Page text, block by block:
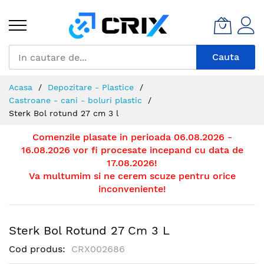
Continut
Cauta
Acasa
Depozitare - Plastice
Castroane - cani - boluri plastic
Sterk Bol rotund 27 cm 3 l
Comenzile plasate in perioada 06.08.2026 -
16.08.2026 vor fi procesate incepand cu data de
17.08.2026!
Va multumim si ne cerem scuze pentru orice
inconveniente!
Sterk Bol Rotund 27 Cm 3 L
Cod produs CRX002686